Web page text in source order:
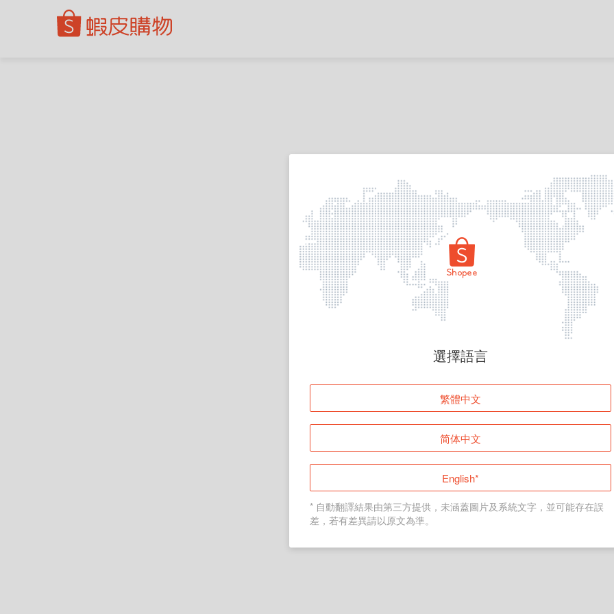
頁面無法顯示
登入
返回首頁
選擇語言
繁體中文
简体中文
English*
* 自動翻譯結果由第三方提供，未涵蓋圖片及系統文字，並可能存在誤
差，若有差異請以原文為準。